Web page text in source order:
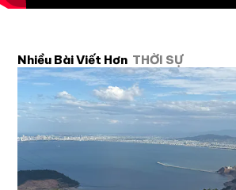
Nhiều Bài Viết Hơn THỜI SỰ